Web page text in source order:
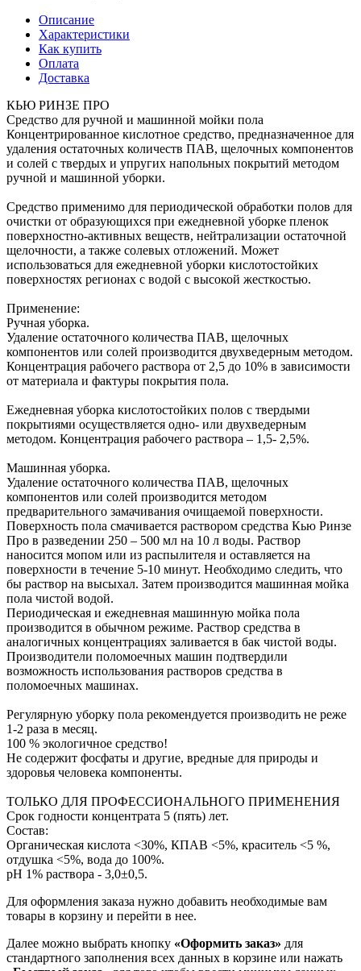
Описание
Характеристики
Как купить
Оплата
Доставка
КЬЮ РИНЗЕ ПРО
Средство для ручной и машинной мойки пола
Концентрированное кислотное средство, предназначенное для
удаления остаточных количеств ПАВ, щелочных компонентов
и солей с твердых и упругих напольных покрытий методом
ручной и машинной уборки.
Средство применимо для периодической обработки полов для
очистки от образующихся при ежедневной уборке пленок
поверхностно-активных веществ, нейтрализации остаточной
щелочности, а также солевых отложений. Может
использоваться для ежедневной уборки кислотостойких
поверхностях регионах с водой с высокой жесткостью.
Применение:
Ручная уборка.
Удаление остаточного количества ПАВ, щелочных
компонентов или солей производится двухведерным методом.
Концентрация рабочего раствора от 2,5 до 10% в зависимости
от материала и фактуры покрытия пола.
Ежедневная уборка кислотостойких полов с твердыми
покрытиями осуществляется одно- или двухведерным
методом. Концентрация рабочего раствора – 1,5- 2,5%.
Машинная уборка.
Удаление остаточного количества ПАВ, щелочных
компонентов или солей производится методом
предварительного замачивания очищаемой поверхности.
Поверхность пола смачивается раствором средства Кью Ринзе
Про в разведении 250 – 500 мл на 10 л воды. Раствор
наносится мопом или из распылителя и оставляется на
поверхности в течение 5-10 минут. Необходимо следить, что
бы раствор на высыхал. Затем производится машинная мойка
пола чистой водой.
Периодическая и ежедневная машинную мойка пола
производится в обычном режиме. Раствор средства в
аналогичных концентрациях заливается в бак чистой воды.
Производители поломоечных машин подтвердили
возможность использования растворов средства в
поломоечных машинах.
Регулярную уборку пола рекомендуется производить не реже
1-2 раза в месяц.
100 % экологичное средство!
Не содержит фосфаты и другие, вредные для природы и
здоровья человека компоненты.
ТОЛЬКО ДЛЯ ПРОФЕССИОНАЛЬНОГО ПРИМЕНЕНИЯ
Срок годности концентрата 5 (пять) лет.
Состав:
Органическая кислота <30%, КПАВ <5%, краситель <5 %,
отдушка <5%, вода до 100%.
рН 1% раствора - 3,0±0,5.
Для оформления заказа нужно добавить необходимые вам
товары в корзину и перейти в нее.
Далее можно выбрать кнопку «Оформить заказ» для
стандартного заполнения всех данных в корзине или нажать